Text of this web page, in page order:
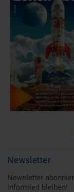
Newsletter
Newsletter
informiert bleiben!